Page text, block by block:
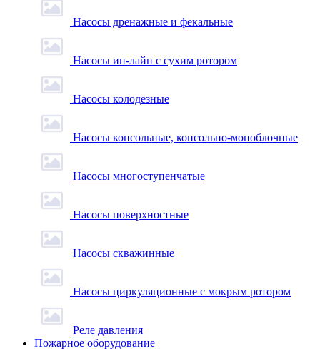
Насосы дренажные и фекальные
Насосы ин-лайн с сухим ротором
Насосы колодезные
Насосы консольные, консольно-моноблочные
Насосы многоступенчатые
Насосы поверхностные
Насосы скважинные
Насосы циркуляционные с мокрым ротором
Реле давления
Пожарное оборудование